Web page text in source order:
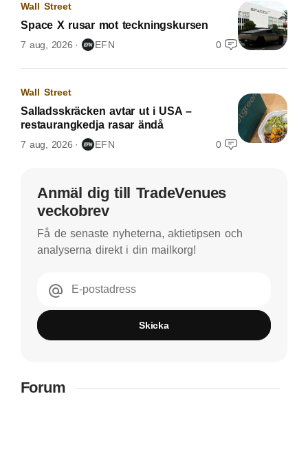
Wall Street
Space X rusar mot teckningskursen
7 aug, 2026 EFN 0
Wall Street
Salladsskräcken avtar ut i USA –
restaurangkedja rasar ändå
7 aug, 2026 EFN 0
Anmäl dig till TradeVenues
veckobrev
Få de senaste nyheterna, aktietipsen och
analyserna direkt i din mailkorg!
E-postadress
Skicka
Forum